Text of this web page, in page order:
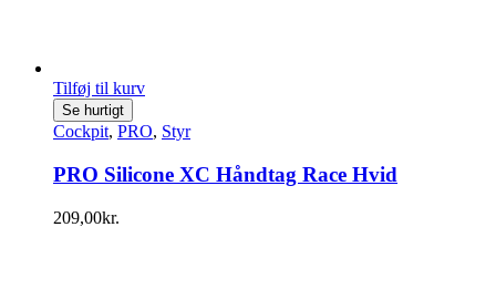
Tilføj til kurv
Se hurtigt
Cockpit, PRO, Styr
PRO Silicone XC Håndtag Race Hvid
209,00kr.